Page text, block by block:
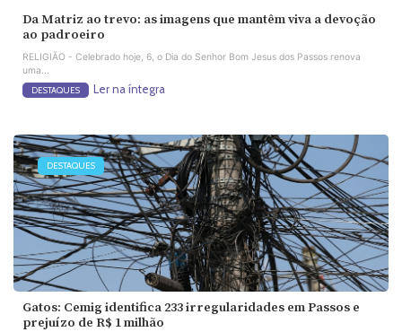
Da Matriz ao trevo: as imagens que mantêm viva a devoção
ao padroeiro
RELIGIÃO - Celebrado hoje, 6, o Dia do Senhor Bom Jesus dos Passos renova
uma...
DESTAQUES Ler na íntegra
DESTAQUES
Gatos: Cemig identifica 233 irregularidades em Passos e
prejuízo de R$ 1 milhão